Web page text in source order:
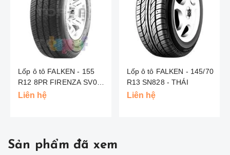
Lốp ô tô FALKEN - 155
R12 8PR FIRENZA SV053
- THÁI
Liên hệ
Lốp ô tô FALKEN - 145/70
R13 SN828 - THÁI
Liên hệ
Sản phẩm đã xem